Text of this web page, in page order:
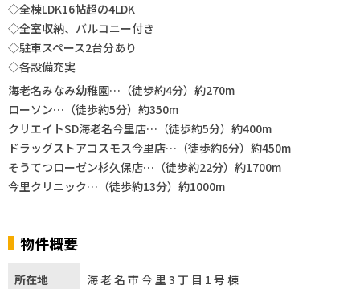
◇全棟LDK16帖超の4LDK
◇全室収納、バルコニー付き
◇駐車スペース2台分あり
◇各設備充実
海老名みなみ幼稚園…（徒歩約4分）約270m
ローソン…（徒歩約5分）約350m
クリエイトSD海老名今里店…（徒歩約5分）約400m
ドラッグストアコスモス今里店…（徒歩約6分）約450m
そうてつローゼン杉久保店…（徒歩約22分）約1700m
今里クリニック…（徒歩約13分）約1000m
物件概要
所在地 海老名市今里3丁目1号棟